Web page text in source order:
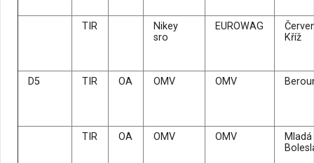
TIR
Nikey
sro
EUROWAG
Kříž
D5 TIR OA OMV OMV
TIR OA OMV OMV
Mladá